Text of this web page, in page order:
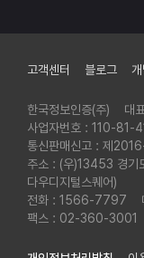
푸터
고객센터 블로그 개
한국정보인증(주)
대
사업자번호 : 110-81-
통신판매신고 : 제
주소 : (우)13453 경기
다우디지털스퀘어)
전화 : 1566-7797
팩스 : 02-360-3001